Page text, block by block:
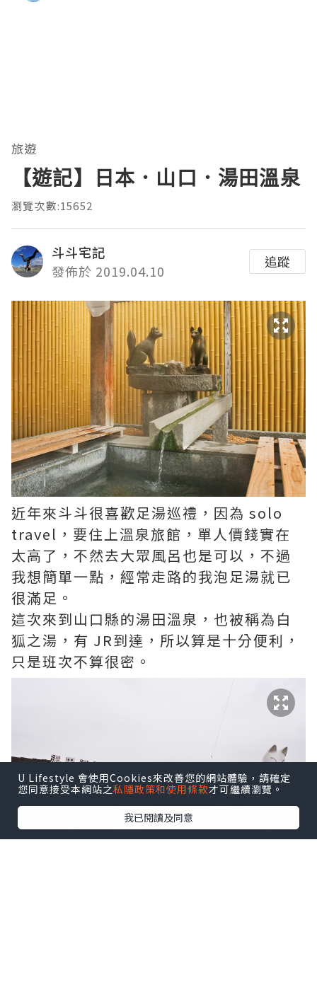
旅遊
【遊記】日本．山口．湯田溫泉
瀏覽次數:15652
斗斗宅記
發佈於 2019.04.10
追蹤
近年來斗斗很喜歡足湯巡禮，因為 solo
travel，要住上溫泉旅館，單人價錢實在
太高了，不然去大眾風呂也是可以，不過
我想簡單一點，經常走路的我泡足湯就已
很滿足。
這次來到山口縣的湯田溫泉，也被稱為白
狐之湯，有 JR到達，所以算是十分便利，
只是班次不算很密。
U Lifestyle 會使用Cookies來改善您的網站體驗，請確定
您同意接受本網站之私隱政策和使用條款才可繼續瀏覽。
我已閱讀及同意